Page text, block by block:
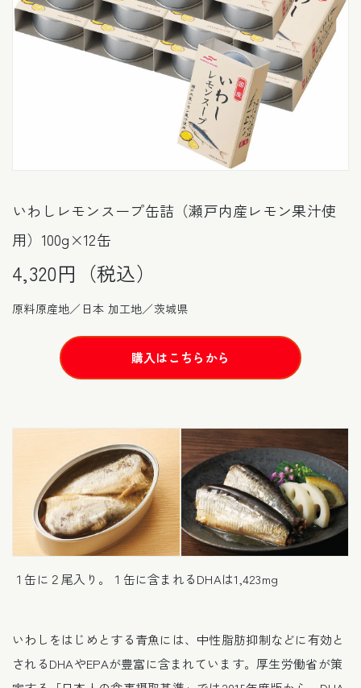
いわしレモンスープ缶詰（瀬戸内産レモン果汁使
用）100g×12缶
4,320円（税込）
原料原産地／日本 加工地／茨城県
購入はこちらから
１缶に２尾入り。１缶に含まれるDHAは1,423mg
いわしをはじめとする青魚には、中性脂肪抑制などに有効と
されるDHAやEPAが豊富に含まれています。厚生労働省が策